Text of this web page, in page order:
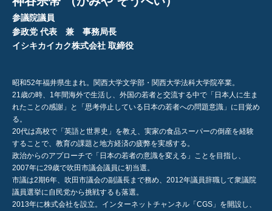
参議院議員
参政党 代表 兼 事務局長
イシキカイカク株式会社 取締役
昭和52年福井県生まれ。関西大学文学部・関西大学法科大学院卒業。
21歳の時、1年間海外で生活し、外国の若者と交流する中で「日本人に生ま
れたことの感謝」と「思考停止している日本の若者への問題意識」に目覚め
る。
20代は高校で「英語と世界史」を教え、実家の食品スーパーの倒産を経験
することで、教育の課題と地方経済の疲弊を実感する。
政治からのアプローチで「日本の若者の意識を変える」ことを目指し、
2007年に29歳で吹田市議会議員に初当選。
市議は2期6年、吹田市議会の副議長まで務め、2012年議員辞職して衆議院
議員選挙に自民党から挑戦するも落選。
2013年に株式会社を設立。インターネットチャンネル「CGS」を開設し、